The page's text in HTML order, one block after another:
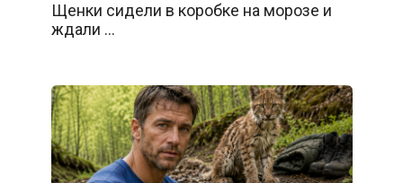
Щенки сидели в коробке на морозе и
ждали …